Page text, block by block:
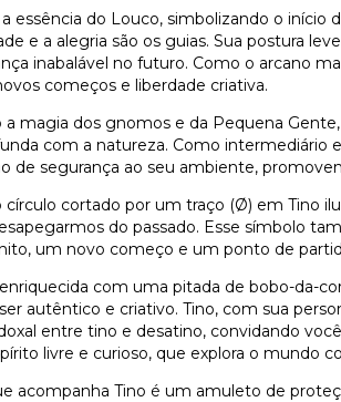
essência do Louco, simbolizando o início
e a alegria são os guias. Sua postura
inabalável no futuro. Como o arcano
começos e liberdade criativa.
a magia dos gnomos e da Pequena
com a natureza. Como intermediário
de segurança ao seu ambiente,
círculo cortado por um traço (Ø) em Tino
do passado. Esse símbolo
um novo começo e um ponto de
com uma pitada de bobo-da-
autêntico e criativo. Tino, com sua
entre tino e desatino, convidando
livre e curioso, que explora o mundo
acompanha Tino é um amuleto de